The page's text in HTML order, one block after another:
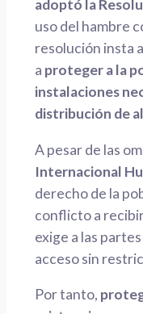
adoptó la
uso del hambre
resolución insta
a proteger a la
instalaciones
distribución de
A pesar de las
Internacional
derecho de la
conflicto a
exige a las
acceso sin
Por tanto,